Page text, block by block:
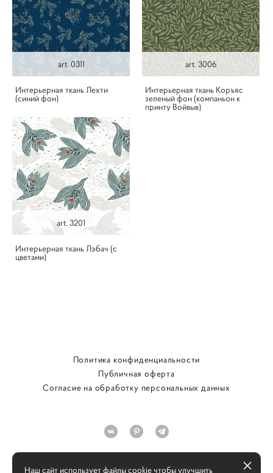
art. 0311
Интерьерная ткань Лехти
(синий фон)
art. 3006
Интерьерная ткань Коръяс
зеленый фон (компаньон к
принту Войвыв)
art. 3201
Интерьерная ткань Лэбач (с
цветами)
Политика конфиденциальности
Публичная оферта
Согласие на обработку персональных данных
Наш сайт использует файлы cookie чтобы улучшить